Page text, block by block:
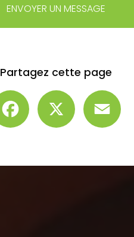
ENVOYER UN MESSAGE
Partagez cette page
Facebook